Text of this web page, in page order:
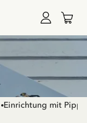
Einrichtung mit Pippi